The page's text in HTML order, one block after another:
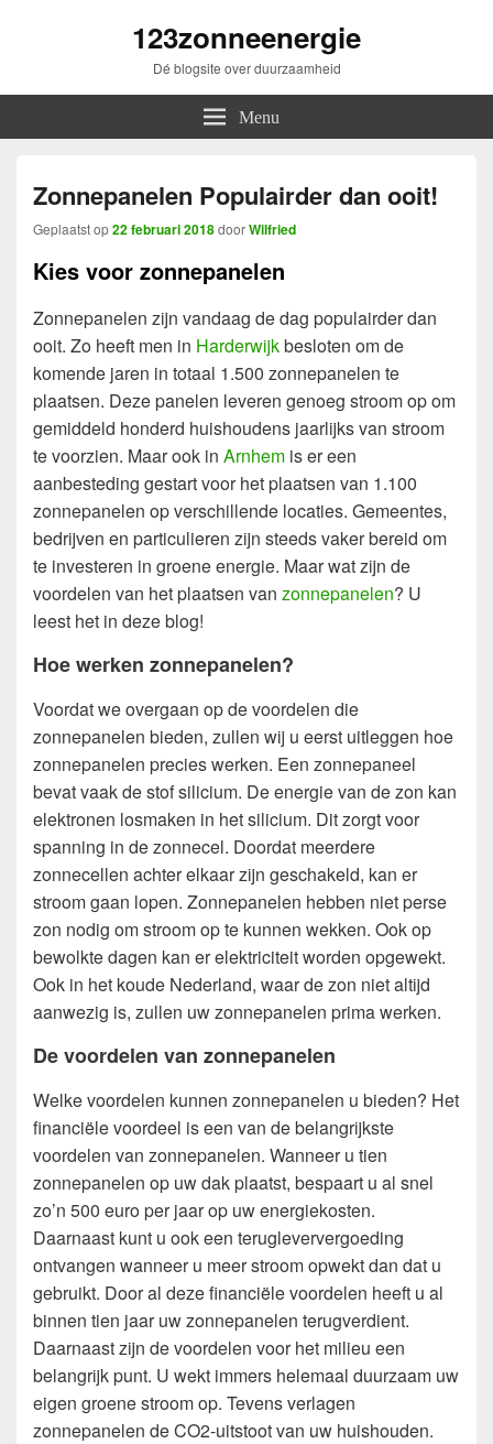
123zonneenergie
Dé blogsite over duurzaamheid
Menu
Zonnepanelen Populairder dan ooit!
Geplaatst op22 februari 2018doorWilfried
Kies voor zonnepanelen
Zonnepanelen zijn vandaag de dag populairder dan
ooit. Zo heeft men in Harderwijkbesloten om de
komende jaren in totaal 1.500 zonnepanelen te
plaatsen. Deze panelen leveren genoeg stroom op om
gemiddeld honderd huishoudens jaarlijks van stroom
te voorzien. Maar ook in Arnhem is er een
aanbesteding gestart voor het plaatsen van 1.100
zonnepanelen op verschillende locaties. Gemeentes,
bedrijven en particulieren zijn steeds vaker bereid om
te investeren in groene energie. Maar wat zijn de
voordelen van het plaatsen van zonnepanelen? U
leest het in deze blog!
Hoe werken zonnepanelen?
Voordat we overgaan op de voordelen die
zonnepanelen bieden, zullen wij u eerst uitleggen hoe
zonnepanelen precies werken. Een zonnepaneel
bevat vaak de stof silicium. De energie van de zon kan
elektronen losmaken in het silicium. Dit zorgt voor
spanning in de zonnecel. Doordat meerdere
zonnecellen achter elkaar zijn geschakeld, kan er
stroom gaan lopen. Zonnepanelen hebben niet perse
zon nodig om stroom op te kunnen wekken. Ook op
bewolkte dagen kan er elektriciteit worden opgewekt.
Ook in het koude Nederland, waar de zon niet altijd
aanwezig is, zullen uw zonnepanelen prima werken.
De voordelen van zonnepanelen
Welke voordelen kunnen zonnepanelen u bieden? Het
financiële voordeel is een van de belangrijkste
voordelen van zonnepanelen. Wanneer u tien
zonnepanelen op uw dak plaatst, bespaart u al snel
zo’n 500 euro per jaar op uw energiekosten.
Daarnaast kunt u ook een terugleververgoeding
ontvangen wanneer u meer stroom opwekt dan dat u
gebruikt. Door al deze financiële voordelen heeft u al
binnen tien jaar uw zonnepanelen terugverdient.
Daarnaast zijn de voordelen voor het milieu een
belangrijk punt. U wekt immers helemaal duurzaam uw
eigen groene stroom op. Tevens verlagen
zonnepanelen de CO2-uitstoot van uw huishouden.